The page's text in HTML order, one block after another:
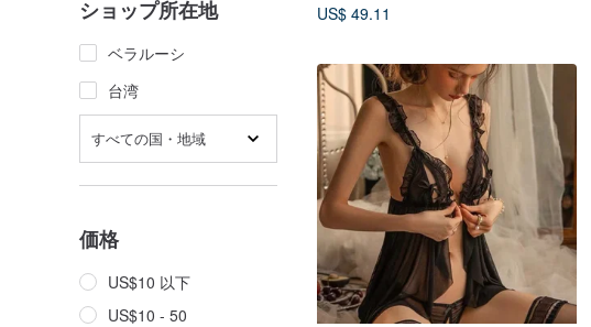
ショップ所在地
ベラルーシ
台湾
すべての国・地域
価格
US$10 以下
US$10 - 50
US$ 49.11